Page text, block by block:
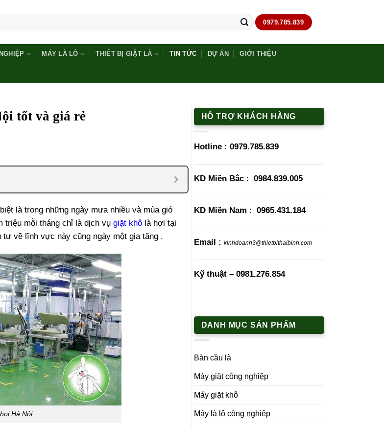
0979.785.839
MÁY LÀ LÔ THIẾT BỊ GIẶT LÀ TIN TỨC DỰ ÁN GIỚI THIỆU
tốt và giá rẻ
là trong những ngày mưa nhiều và mùa gió
triệu mỗi tháng chỉ là dịch vụ giặt khô là hơi tại
về lĩnh vực này cũng ngày một gia tăng .
Hà Nội
HỖ TRỢ KHÁCH HÀNG
Hotline : 0979.785.839
KD Miền Bắc: 0984.839.005
KD Miền Nam : 0965.431.184
Email : kinhdoanh3@thietbithaibinh.com
Kỹ thuật – 0981.276.854
DANH MỤC SẢN PHẨM
Bàn cầu là
Máy giặt công nghiệp
Máy giặt khô
Máy là lô công nghiệp